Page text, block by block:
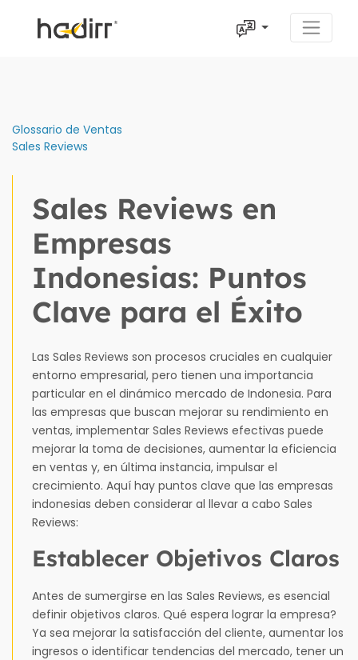
Glossario de Ventas
Sales Reviews
Sales Reviews en
Empresas
Indonesias: Puntos
Clave para el Éxito
Las Sales Reviews son procesos cruciales en cualquier
entorno empresarial, pero tienen una importancia
particular en el dinámico mercado de Indonesia. Para
las empresas que buscan mejorar su rendimiento en
ventas, implementar Sales Reviews efectivas puede
mejorar la toma de decisiones, aumentar la eficiencia
en ventas y, en última instancia, impulsar el
crecimiento. Aquí hay puntos clave que las empresas
indonesias deben considerar al llevar a cabo Sales
Reviews:
Establecer Objetivos Claros
Antes de sumergirse en las Sales Reviews, es esencial
definir objetivos claros. Qué espera lograr la empresa?
Ya sea mejorar la satisfacción del cliente, aumentar los
ingresos o identificar tendencias del mercado, tener un